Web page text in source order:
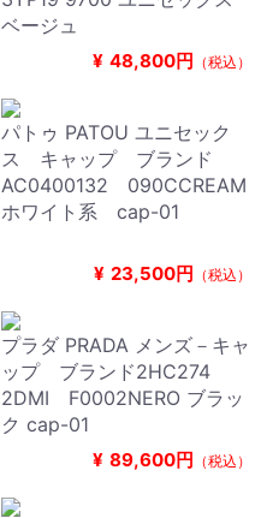
ベージュ
¥ 48,800円 （税込）
パトゥ PATOU ユニセック
ス キャップ ブランド
AC0400132 090CCREAM
ホワイト系 cap-01
¥ 23,500円 （税込）
プラダ PRADA メンズ－キャ
ップ ブランド2HC274
2DMI F0002NERO ブラッ
ク cap-01
¥ 89,600円 （税込）